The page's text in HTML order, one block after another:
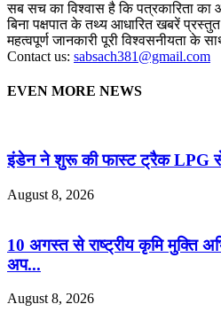
सब सच का विश्वास है कि पत्रकारिता का
बिना पक्षपात के तथ्य आधारित खबरें
महत्वपूर्ण जानकारी पूरी विश्वसनीयता के
Contact us: sabsach381@gmail.com
EVEN MORE NEWS
इंडेन ने शुरू की फास्ट ट्रैक LPG
August 8, 2026
10 अगस्त से राष्ट्रीय कृमि मुक्ति
अप...
August 8, 2026